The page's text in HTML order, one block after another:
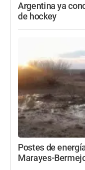
Argentina ya
de hockey
Postes de
Marayes-